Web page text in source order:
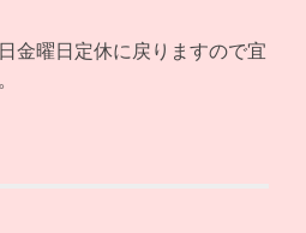
金曜日定休に戻りますので宜